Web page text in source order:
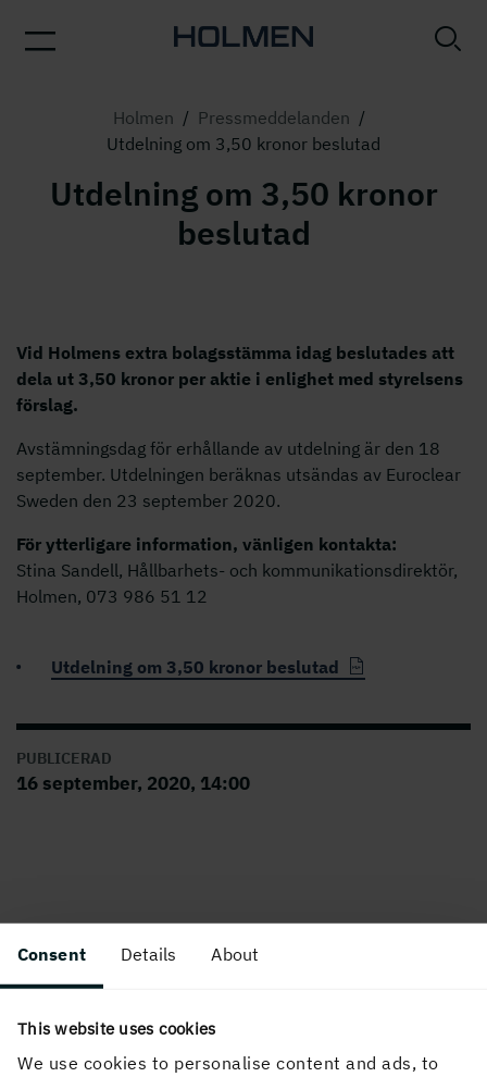
Consent Details About
This website uses cookies
We use cookies to personalise content and ads, to
Holmen / Pressmeddelanden /
Utdelning om 3,50 kronor beslutad
Utdelning om 3,50 kronor
beslutad
Vid Holmens extra bolagsstämma idag beslutades att
dela ut 3,50 kronor per aktie i enlighet med styrelsens
förslag.
Avstämningsdag för erhållande av utdelning är den 18
september. Utdelningen beräknas utsändas av Euroclear
Sweden den 23 september 2020.
För ytterligare information, vänligen kontakta:
Stina Sandell, Hållbarhets- och kommunikationsdirektör,
Holmen, 073 986 51 12
Utdelning om 3,50 kronor beslutad
PUBLICERAD
16 september, 2020, 14:00
Om webbplatsen